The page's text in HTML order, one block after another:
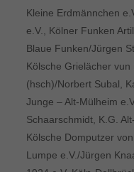
Kleine Erdmännchen
e.V., Kölner Funken
Blaue Funken/Jürgen
Kölsche Grielächer
(hsch)/Norbert Subal,
Junge – Alt-Mülheim
Schaarschmidt, K.G.
Kölsche Domputzer
Lumpe e.V./Jürgen